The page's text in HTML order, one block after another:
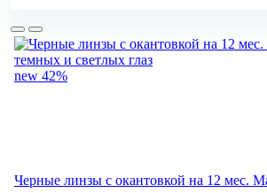
new 42%
Черные линзы c окантовкой на 12 мес.